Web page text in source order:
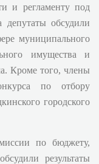
и регламенту под
депутаты обсудили
муниципального
имущества и
Кроме того, члены
по отбору
городского
по бюджету,
результаты